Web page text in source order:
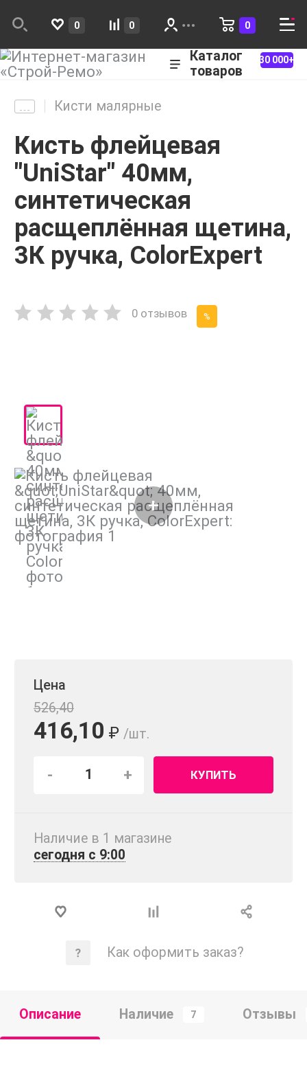
0 0 0
Каталог
товаров
30 000+
Кисти малярные
Кисть флейцевая
"UniStar" 40мм,
синтетическая
расщеплённая щетина,
3К ручка, ColorExpert
0 отзывов %
Цена
526,40
416,10 ₽ /шт.
- + КУПИТЬ
Наличие в 1 магазинe
сегодня с 9:00
Как оформить заказ?
Описание Наличие 7 Отзывы